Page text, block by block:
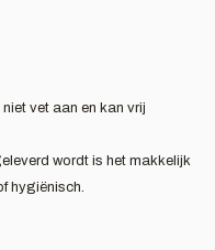
vet aan en kan vrij
wordt is het makkelijk
hygiënisch.